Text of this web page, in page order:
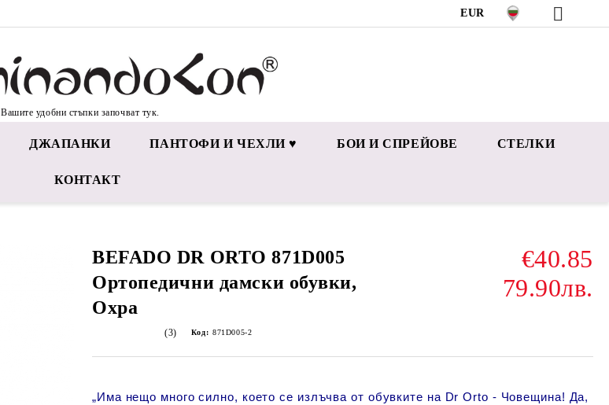
EUR
Вашите удобни стъпки започват тук.
ДЖАПАНКИ ПАНТОФИ И ЧЕХЛИ ♥ БОИ И СПРЕЙОВЕ СТЕЛКИ
КОНТАКТ
BEFADO DR ORTO 871D005
Ортопедични дамски обувки,
Охра
€40.85
79.90лв.
(3) Код: 871D005-2
„Има нещо много силно, което се излъчва от обувките на Dr Orto - Човещина! Да,